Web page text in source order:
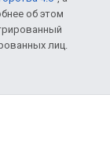
об этом
лиц.